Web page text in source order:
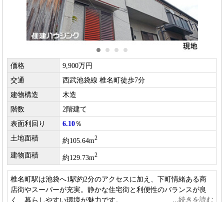
価格
9,900万円
交通
西武池袋線 椎名町徒歩7分
建物構造
木造
階数
2階建て
表面利回り
6.10％
土地面積
約105.64m2
建物面積 約129.73m2
椎名町駅は池袋へ1駅約2分のアクセスに加え、下町情緒ある商
店街やスーパーが充実。静かな住宅街と利便性のバランスが良
く、暮らしやすい環境が魅力です。